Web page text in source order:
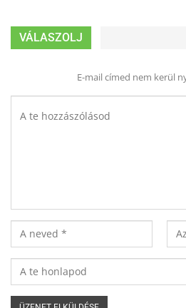
VÁLASZOLJ
E-mail címed nem kerül